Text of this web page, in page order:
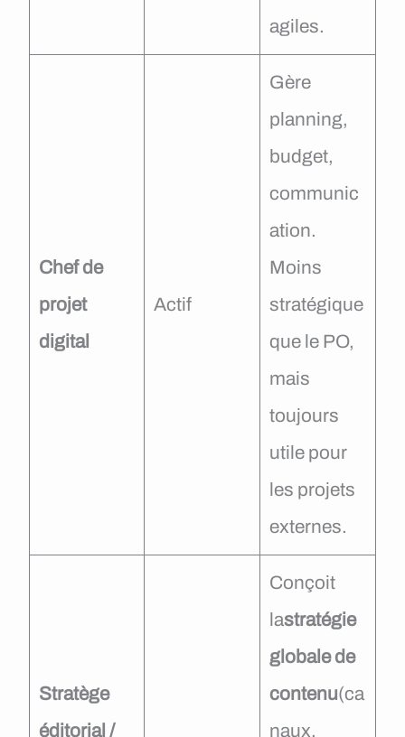
agiles.
Chef de
projet
digital
Actif
Gère
planning,
budget,
communic
ation.
Moins
stratégique
que le PO,
mais
toujours
utile pour
les projets
externes.
Stratège
éditorial /
Conçoit
lastratégie
globale de
contenu(ca
naux,